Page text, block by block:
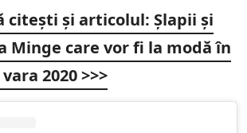
citești și articolul: Șlapii și
Minge care vor fi la modă în
2020 >>>